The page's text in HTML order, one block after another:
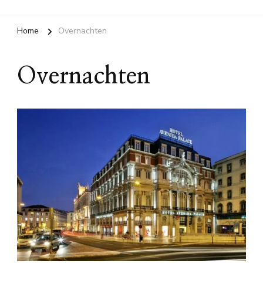
Home Overnachten
Overnachten